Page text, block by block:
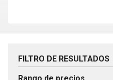
FILTRO DE RESULTADOS